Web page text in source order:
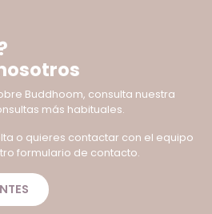
Buddhoom, consulta nuestra
más habituales.
o quieres contactar con el equipo
formulario de contacto.